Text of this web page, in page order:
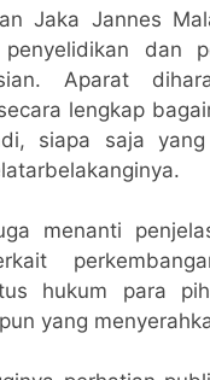
Jaka Jannes
dan
Aparat
lengkap
siapa saja
menanti
hukum para
yang